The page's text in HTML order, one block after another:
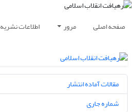
صفحه اصلی مرور اطلاعات نشریه
مقالات آماده انتشار
شماره جاری